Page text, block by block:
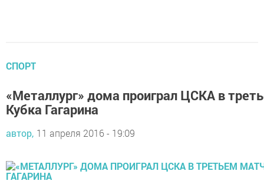
СПОРТ
«Металлург» дома проиграл ЦСКА в
Кубка Гагарина
автор, 11 апреля 2016 - 19:09